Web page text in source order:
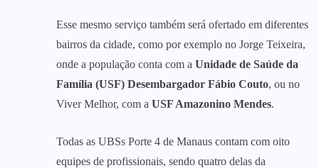
Esse mesmo serviço também será ofertado em diferentes
bairros da cidade, como por exemplo no Jorge Teixeira,
onde a população conta com a Unidade de Saúde da
Família (USF) Desembargador Fábio Couto, ou no
Viver Melhor, com a USF Amazonino Mendes.
Todas as UBSs Porte 4 de Manaus contam com oito
equipes de profissionais, sendo quatro delas da